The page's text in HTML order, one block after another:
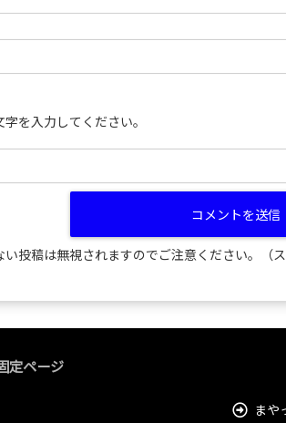
字を入力してください。
い投稿は無視されますのでご注意ください。（ス
定ページ
まや